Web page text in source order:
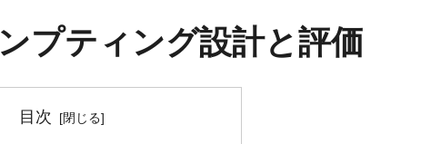
プティング設計と評価
目次